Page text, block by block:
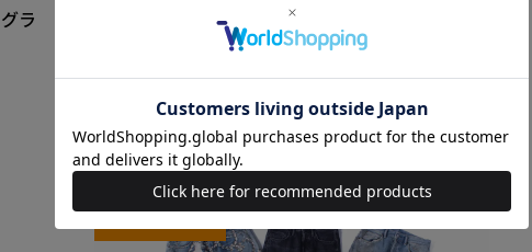
ラ
［HYKE］この夏、頼りになるTシャツ
ルクアイーレ店 / バイヤー
2026.05.21